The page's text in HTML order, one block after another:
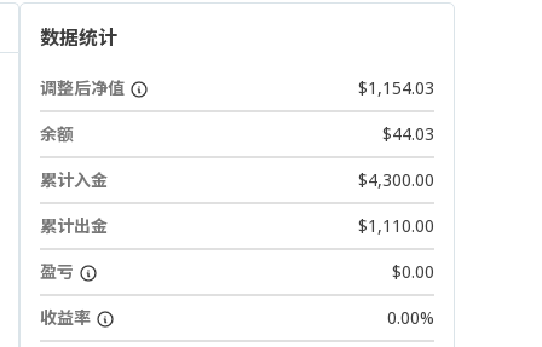
数据统计
调整后净值
$1,154.03
余额
$44.03
累计入金
$4,300.00
累计出金
$1,110.00
盈亏
$0.00
收益率
0.00%